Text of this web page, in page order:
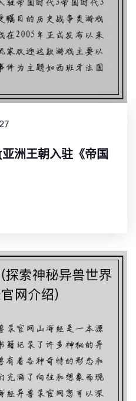
洲王朝入驻《帝国